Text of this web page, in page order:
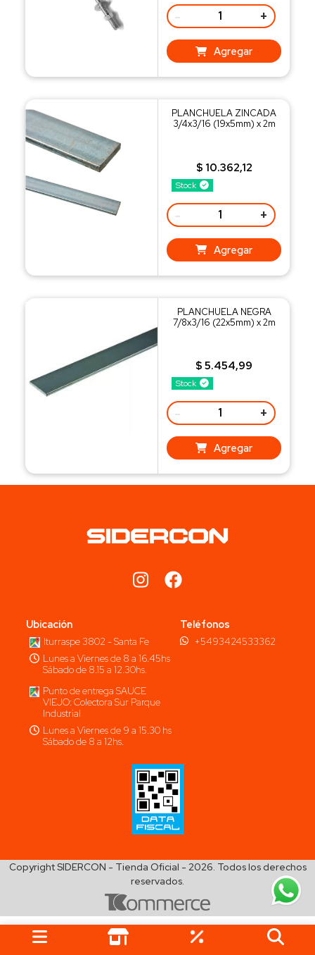
- +
Agregar
Stock
PLANCHUELA ZINCADA
3/4x3/16 (19x5mm) x 2m
$ 10.362,12
- +
Agregar
Stock
PLANCHUELA NEGRA
7/8x3/16 (22x5mm) x 2m
$ 5.454,99
- +
Agregar
Ubicación
Iturraspe 3802 - Santa Fe
Lunes a Viernes de 8 a 16.45hs
Sábado de 8.15 a 12.30hs.
Punto de entrega SAUCE
VIEJO: Colectora Sur Parque
Industrial
Lunes a Viernes de 9 a 15.30 hs
Sábado de 8 a 12hs.
Teléfonos
+5493424533362
Copyright SIDERCON - Tienda Oficial - 2026. Todos los derechos
reservados.